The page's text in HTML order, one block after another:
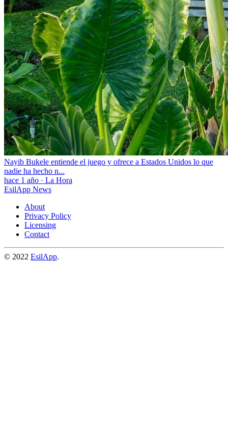
Nayib Bukele entiende el juego y ofrece a Estados Unidos lo que
nadie ha hecho n...
hace 1 año · La Hora
EsilApp News
About
Privacy Policy
Licensing
Contact
© 2022 EsilApp.